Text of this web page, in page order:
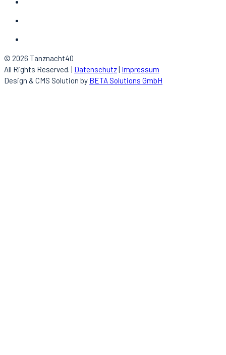
© 2026 Tanznacht40
All Rights Reserved. | Datenschutz Impressum
Design & CMS Solution by BETA Solutions GmbH